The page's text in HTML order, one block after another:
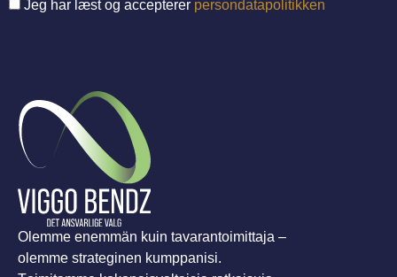
Jeg har læst og accepterer persondatapolitikken
Olemme enemmän kuin tavarantoimittaja –
olemme strateginen kumppanisi.